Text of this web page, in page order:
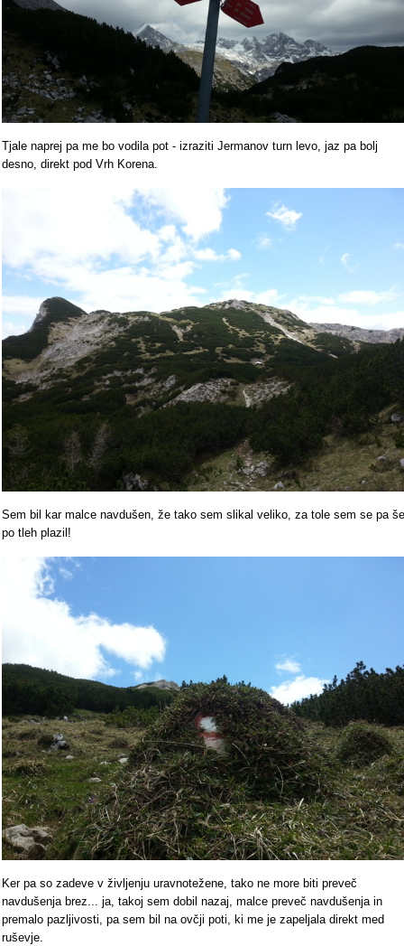
Tjale naprej pa me bo vodila pot - izraziti Jermanov turn levo, jaz pa bolj
desno, direkt pod Vrh Korena.
Sem bil kar malce navdušen, že tako sem slikal veliko, za tole sem se pa še
po tleh plazil!
Ker pa so zadeve v življenju uravnotežene, tako ne more biti preveč
navdušenja brez... ja, takoj sem dobil nazaj, malce preveč navdušenja in
premalo pazljivosti, pa sem bil na ovčji poti, ki me je zapeljala direkt med
ruševje.